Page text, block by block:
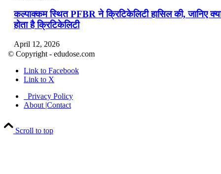
कल्पाक्कम स्थित PFBR ने क्रिटिकेलिटी हासिल की, जानिए
होता है क्रिटिकेलिटी
April 12, 2026
April 9, 2026
नासा का आर्टेमिस-2 मिशन: मनुष्य एक बार फिर से चंद्रमा के
पहुंचा
April 7, 2026
© Copyright - edudose.com
Link to Facebook
Link to X
Privacy Policy
About |Contact
Scroll to top